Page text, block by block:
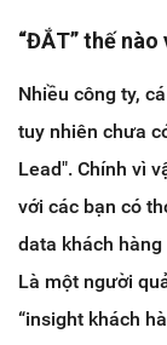
“ĐẮT” thế nào
Nhiều công ty,
tuy nhiên chưa
Lead". Chính vì
với các bạn có
data khách
Là một người
“insight khách